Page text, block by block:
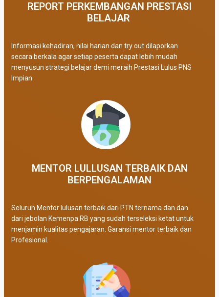
REPORT PERKEMBANGAN PRESTASI
BELAJAR ​
Informasi kehadiran, nilai harian dan try out dilaporkan
secara berkala agar setiap peserta dapat lebih mudah
menyusun strategi belajar demi meraih Prestasi Lulus PNS
Impian
MENTOR LULLUSAN TERBAIK DAN
BERPENGALAMAN
Seluruh Mentor lulusan terbaik dari PTN ternama dan dan
dari jebolan Kemenpa RB yang sudah terseleksi ketat untuk
menjamin kualitas pengajaran. Garansi mentor terbaik dan
Profesional.